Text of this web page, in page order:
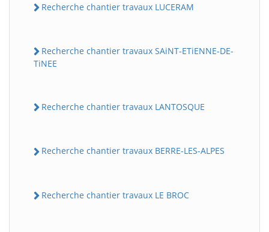
Recherche chantier travaux LUCERAM
Recherche chantier travaux SAiNT-ETiENNE-DE-
TiNEE
Recherche chantier travaux LANTOSQUE
Recherche chantier travaux BERRE-LES-ALPES
Recherche chantier travaux LE BROC